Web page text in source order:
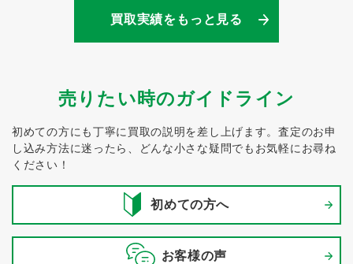
買取実績をもっと見る
売りたい時のガイドライン
初めての方にも丁寧に買取の説明を差し上げます。査定のお申
し込み方法に迷ったら、どんな小さな疑問でもお気軽にお尋ね
ください！
初めての方へ
お客様の声